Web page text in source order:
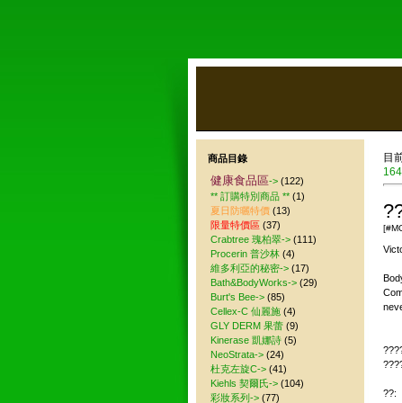
目
??:
商品目錄
健康食品區-> (122)
** 訂購特別商品 ** (1)
夏日防曬特價 (13)
限量特價區 (37)
Crabtree 瑰柏翠-> (111)
Procerin 普沙林 (4)
維多利亞的秘密-> (17)
Bath&BodyWorks-> (29)
Burt's Bee-> (85)
Cellex-C 仙麗施 (4)
GLY DERM 果蕾 (9)
Kinerase 凱娜詩 (5)
NeoStrata-> (24)
杜克左旋C-> (41)
Kiehls 契爾氏-> (104)
彩妝系列-> (77)